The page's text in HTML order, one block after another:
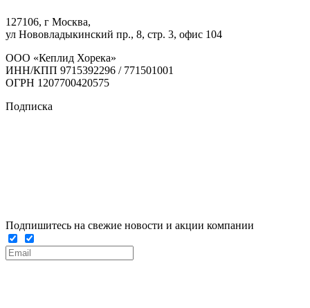
127106, г Москва,
ул Нововладыкинский пр., 8, стр. 3, офис 104
ООО «Кеплид Хорека»
ИНН/КПП 9715392296 / 771501001
ОГРН 1207700420575
Подписка
Подпишитесь на свежие новости и акции компании